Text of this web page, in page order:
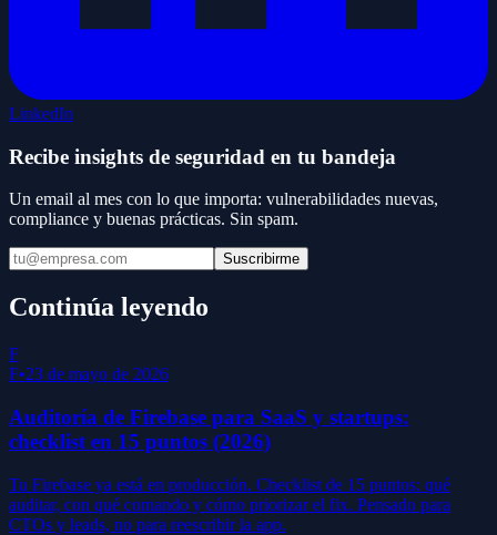
LinkedIn
Recibe insights de seguridad en tu bandeja
Un email al mes con lo que importa: vulnerabilidades nuevas,
compliance y buenas prácticas. Sin spam.
Suscribirme
Continúa leyendo
F
F•23 de mayo de 2026
Auditoría de Firebase para SaaS y startups:
checklist en 15 puntos (2026)
Tu Firebase ya está en producción. Checklist de 15 puntos: qué
auditar, con qué comando y cómo priorizar el fix. Pensado para
CTOs y leads, no para reescribir la app.